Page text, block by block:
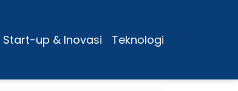
Start-up & Inovasi Teknologi